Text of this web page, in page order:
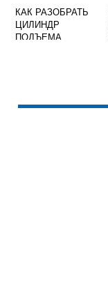
КАК РАЗОБРАТЬ
ЦИЛИНДР
ПОДЪЕМА